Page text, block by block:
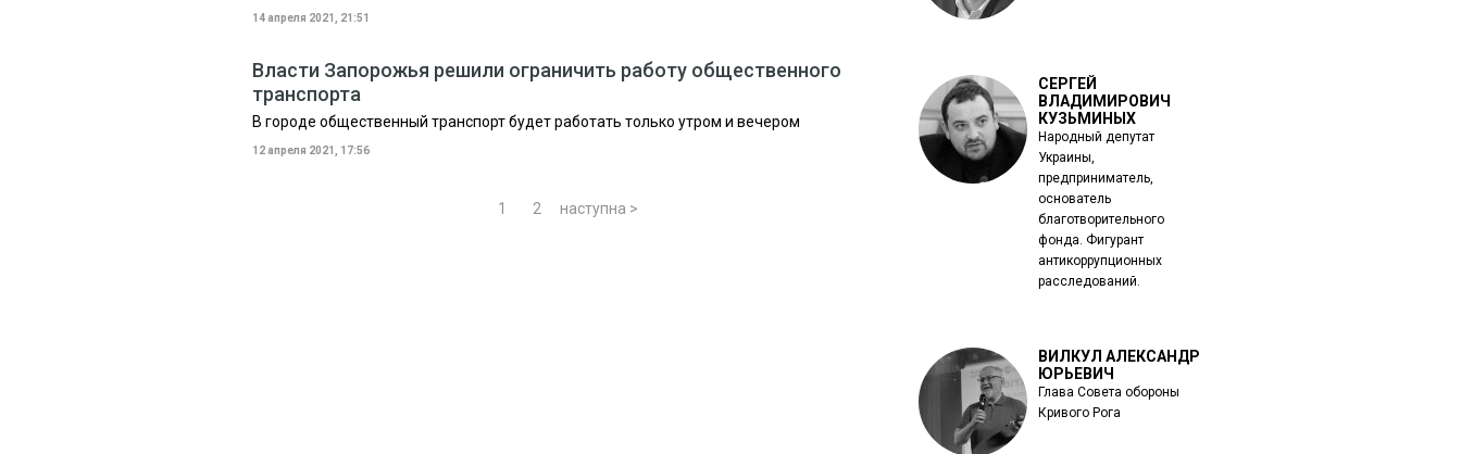
14 апреля 2021, 21:51
Власти Запорожья решили ограничить работу общественного
транспорта
В городе общественный транспорт будет работать только утром и вечером
12 апреля 2021, 17:56
1 2 наступна >
СЕРГЕЙ
ВЛАДИМИРОВИЧ
КУЗЬМИНЫХ
Народный депутат
Украины,
предприниматель,
основатель
благотворительного
фонда. Фигурант
антикоррупционных
расследований.
ВИЛКУЛ АЛЕКСАНДР
ЮРЬЕВИЧ
Глава Совета обороны
Кривого Рога